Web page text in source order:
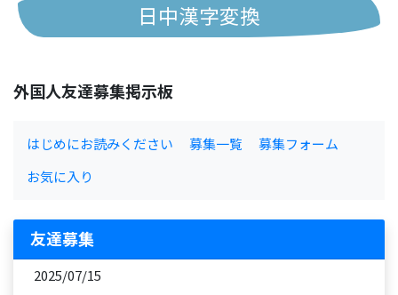
日中漢字変換
外国人友達募集掲示板
はじめにお読みください 募集一覧
募集フォーム
お気に入り
友達募集
2025/07/15